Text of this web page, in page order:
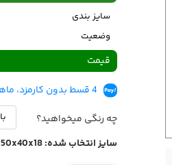
سایز بندی
وضعیت
قیمت
4 قسط بدون کارمزد، ماهانه 349,500 تومان
چه رنگی میخواهید؟
سایز انتخاب شده:50x40x18